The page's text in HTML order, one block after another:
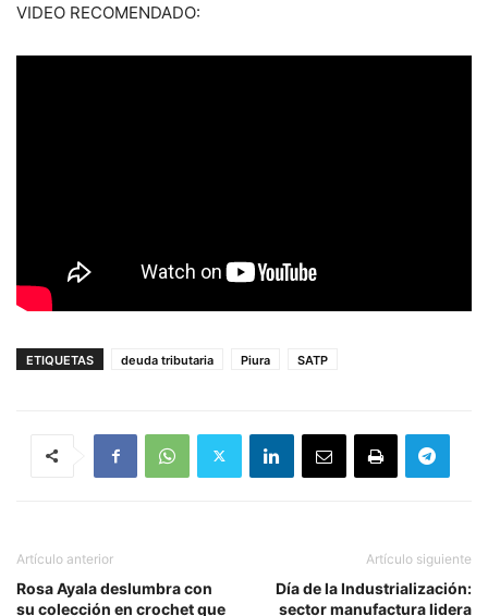
VIDEO RECOMENDADO:
ETIQUETAS deuda tributaria Piura SATP
Artículo anterior
Rosa Ayala deslumbra con
su colección en crochet que
Artículo siguiente
Día de la Industrialización:
sector manufactura lidera